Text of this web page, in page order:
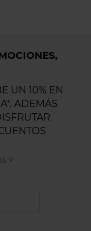
UN 10% EN
ADEMÁS
Y